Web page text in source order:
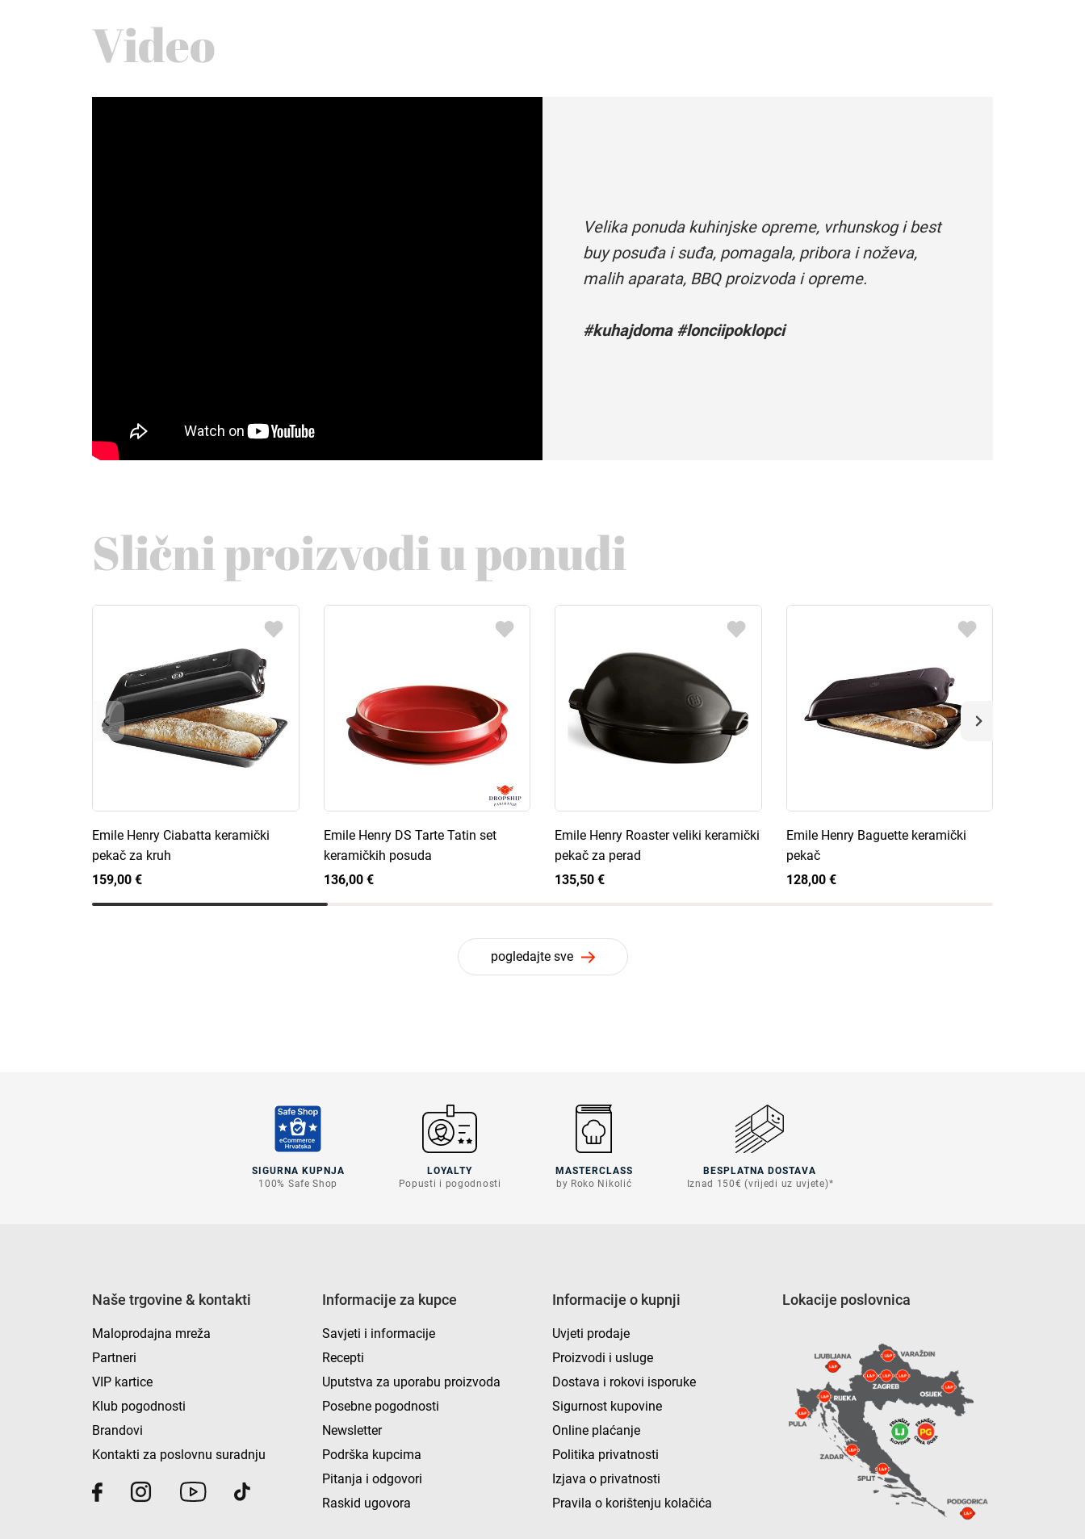
Video
Velika ponuda kuhinjske opreme, vrhunskog i best
buy posuđa i suđa, pomagala, pribora i noževa,
malih aparata, BBQ proizvoda i opreme.
#kuhajdoma #lonciipoklopci
Slični proizvodi u ponudi
Emile Henry Ciabatta keramički
pekač za kruh
159,00 €
Emile Henry DS Tarte Tatin set
keramičkih posuda
136,00 €
Emile Henry Roaster veliki keramički
pekač za perad
135,50 €
Emile Henry Baguette keramički
pekač
128,00 €
pogledajte sve
SIGURNA KUPNJA
100% Safe Shop
LOYALTY
Popusti i pogodnosti
MASTERCLASS
by Roko Nikolić
BESPLATNA DOSTAVA
Iznad 150€ (vrijedi uz uvjete)*
Naše trgovine & kontakti
Maloprodajna mreža
Partneri
VIP kartice
Klub pogodnosti
Brandovi
Kontakti za poslovnu suradnju
Informacije za kupce
Savjeti i informacije
Recepti
Uputstva za uporabu proizvoda
Posebne pogodnosti
Newsletter
Podrška kupcima
Pitanja i odgovori
Raskid ugovora
Informacije o kupnji
Uvjeti prodaje
Proizvodi i usluge
Dostava i rokovi isporuke
Sigurnost kupovine
Online plaćanje
Politika privatnosti
Izjava o privatnosti
Pravila o korištenju kolačića
Lokacije poslovnica